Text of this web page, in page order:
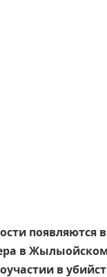
появляются
в
в